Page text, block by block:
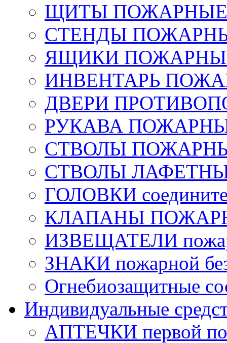
ЩИТЫ ПОЖАРНЫЕ
СТЕНДЫ
ЯЩИКИ ПОЖАРНЫЕ
ИНВЕНТАРЬ
ДВЕРИ
РУКАВА
СТВОЛЫ
СТВОЛЫ
ГОЛОВКИ
КЛАПАНЫ
ИЗВЕЩАТЕЛИ
ЗНАКИ пожарной
Огнебиозащитные
Индивидуальные
АПТЕЧКИ первой